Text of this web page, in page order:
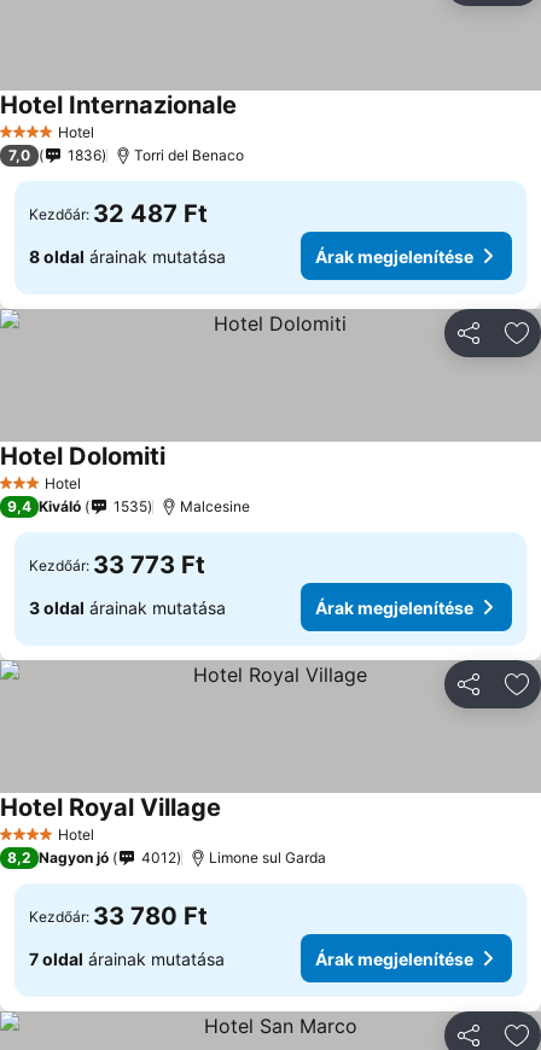
4 KategóriaHotel
Hotel Internazionale
7,0 1836 Torri del Benaco
Kezdőár: 32 487 Ft
8 oldal árainak mutatása Árak megjelenítése
3 Kategória
Hotel
Hotel Dolomiti
9,4 Kiváló 1535 Malcesine
Kezdőár: 33 773 Ft
3 oldal árainak mutatása Árak megjelenítése
4 KategóriaHotel
Hotel Royal Village
8,2 Nagyon jó 4012 Limone sul Garda
Kezdőár: 33 780 Ft
7 oldal árainak mutatása Árak megjelenítése